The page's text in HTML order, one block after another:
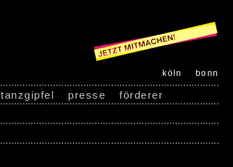
köln bonn
tanzgipfel presse förderer